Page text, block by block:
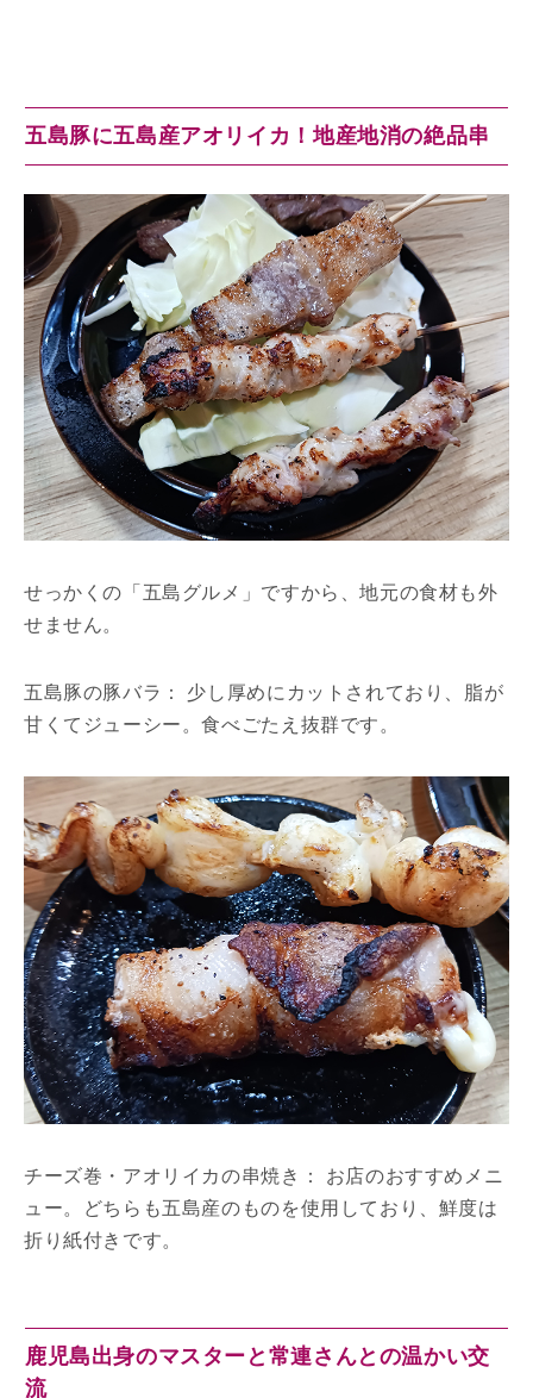
五島豚に五島産アオリイカ！地産地消の絶品串
せっかくの「五島グルメ」ですから、地元の食材も外
せません。
五島豚の豚バラ： 少し厚めにカットされており、脂が
甘くてジューシー。食べごたえ抜群です。
チーズ巻・アオリイカの串焼き： お店のおすすめメニ
ュー。どちらも五島産のものを使用しており、鮮度は
折り紙付きです。
鹿児島出身のマスターと常連さんとの温かい交
流